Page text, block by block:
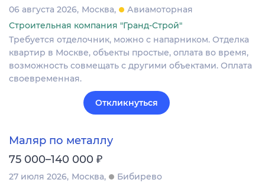
06 августа 2026 Москва
Авиамоторная
Строительная компания "Гранд-Строй"
Требуется отделочник, можно с напарником. Отделка
квартир в Москве, объекты простые, оплата во время,
возможность совмещать с другими объектами. Оплата
своевременная.
Откликнуться
Маляр по металлу
75 000–140 000 ₽
27 июля 2026 Москва
Бибирево